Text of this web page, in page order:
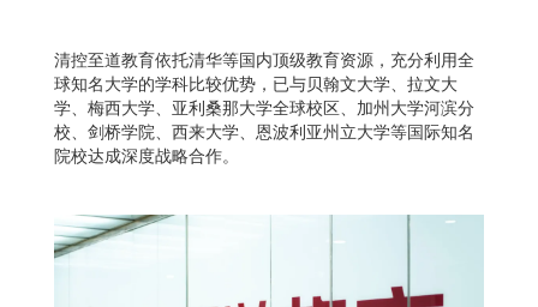
清控至道教育依托清华等国内顶级教育资源，充分利用全
球知名大学的学科比较优势，已与贝翰文大学、拉文大
学、梅西大学、亚利桑那大学全球校区、加州大学河滨分
校、剑桥学院、西来大学、恩波利亚州立大学等国际知名
院校达成深度战略合作。